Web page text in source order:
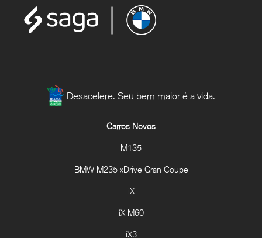
Desacelere. Seu bem maior é a vida.
Carros Novos
M135
BMW M235 xDrive Gran Coupe
iX
iX M60
iX3